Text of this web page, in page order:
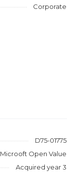
Corporate
D75-01775
Microoft Open Value
Acquired year 3